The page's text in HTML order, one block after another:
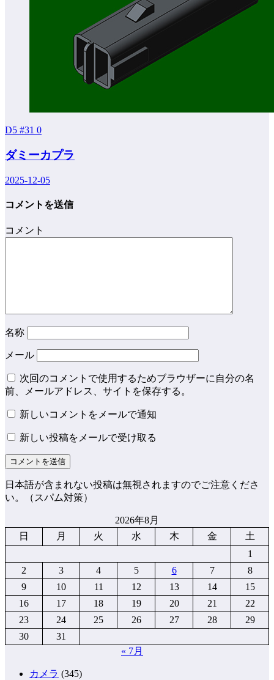
D5 #31 0
ダミーカプラ
2025-12-05
コメントを送信
コメント
名称
メール
次回のコメントで使用するためブラウザーに自分の名
前、メールアドレス、サイトを保存する。
新しいコメントをメールで通知
新しい投稿をメールで受け取る
日本語が含まれない投稿は無視されますのでご注意くださ
い。（スパム対策）
2026年8月
日
月 火 水 木 金
土
1
2
3 4 5 6 7
8
9
10 11 12 13 14
15
16
17 18 19 20 21
22
23
24 25 26 27 28
29
30
31
« 7月
カメラ (345)